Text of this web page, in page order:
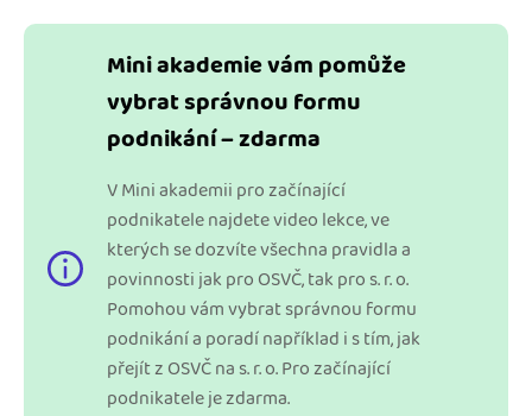
Mini akademie vám pomůže
vybrat správnou formu
podnikání – zdarma
V Mini akademii pro začínající
podnikatele najdete video lekce, ve
kterých se dozvíte všechna pravidla a
povinnosti jak pro OSVČ, tak pro s. r. o.
Pomohou vám vybrat správnou formu
podnikání a poradí například i s tím, jak
přejít z OSVČ na s. r. o. Pro začínající
podnikatele je zdarma.